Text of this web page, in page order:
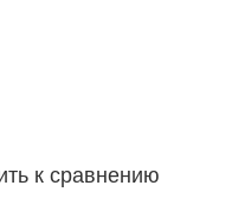
к сравнению